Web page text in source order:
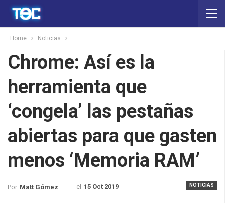
Home Noticias
Chrome: Así es la
herramienta que
‘congela’ las pestañas
abiertas para que gasten
menos ‘Memoria RAM’
NOTICIAS
Por Matt Gómez el 15 Oct 2019